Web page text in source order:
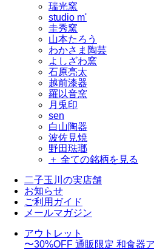
瑞光窯
studio m'
圭秀窯
山本たろう
わかさま陶芸
よしざわ窯
石原亮太
越前漆器
羅以音窯
月兎印
sen
白山陶器
波佐見焼
野田琺瑯
＋ 全ての銘柄を見る
二子玉川の実店舗
お知らせ
ご利用ガイド
メールマガジン
アウトレット
〜30%OFF 通販限定 和食器